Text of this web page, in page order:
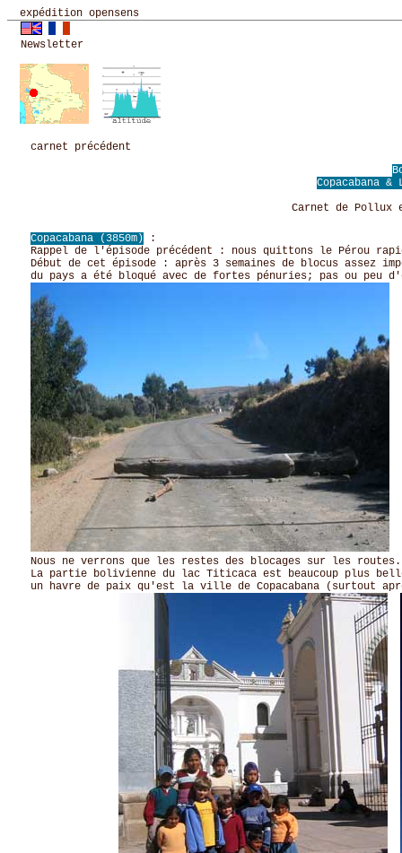
expédition opensens
Newsletter
carnet précédent
Copacabana
Carnet de Pollux
Copacabana (3850m) :
Rappel de l'épisode précédent : nous quittons le Pérou
Début de cet épisode : après 3 semaines de blocus assez
du pays a été bloqué avec de fortes pénuries; pas ou peu
Nous ne verrons que les restes des blocages sur les
La partie bolivienne du lac Titicaca est beaucoup plus
un havre de paix qu'est la ville de Copacabana (surtout